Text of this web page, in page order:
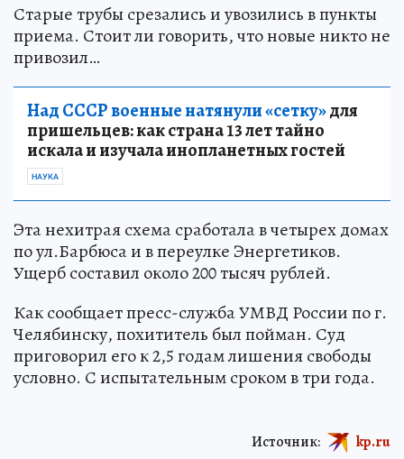
Старые трубы срезались и увозились в пункты
приема. Стоит ли говорить, что новые никто не
привозил…
Над СССР военные натянули «сетку»для
пришельцев: как страна 13 лет тайно
искала и изучала инопланетных гостей
НАУКА
Эта нехитрая схема сработала в четырех домах
по ул.Барбюса и в переулке Энергетиков.
Ущерб составил около 200 тысяч рублей.
Как сообщает пресс-служба УМВД России по г.
Челябинску, похититель был пойман. Суд
приговорил его к 2,5 годам лишения свободы
условно. С испытательным сроком в три года.
Источник: kp.ru